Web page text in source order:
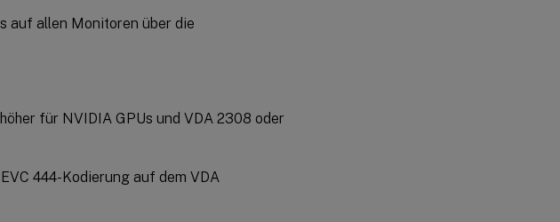
auf allen Monitoren über die
für NVIDIA GPUs und VDA 2308 oder
444-Kodierung auf dem VDA